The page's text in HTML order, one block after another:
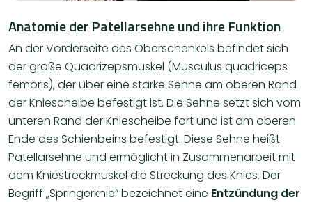
Anatomie der Patellarsehne und ihre Funktion
An der Vorderseite des Oberschenkels befindet sich
der große Quadrizepsmuskel (Musculus quadriceps
femoris), der über eine starke Sehne am oberen Rand
der Kniescheibe befestigt ist. Die Sehne setzt sich vom
unteren Rand der Kniescheibe fort und ist am oberen
Ende des Schienbeins befestigt. Diese Sehne heißt
Patellarsehne und ermöglicht in Zusammenarbeit mit
dem Kniestreckmuskel die Streckung des Knies. Der
Begriff „Springerknie“ bezeichnet eine Entzündung der